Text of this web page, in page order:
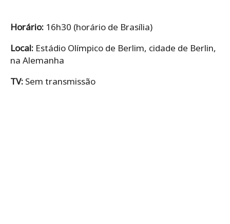
Horário: 16h30 (horário de Brasília)
Local: Estádio Olímpico de Berlim, cidade de Berlin,
na Alemanha
TV: Sem transmissão